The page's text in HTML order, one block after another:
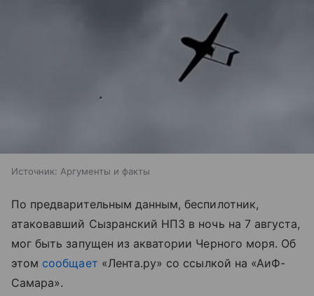
Источник: Аргументы и факты
По предварительным данным, беспилотник,
атаковавший Сызранский НПЗ в ночь на 7 августа,
мог быть запущен из акватории Черного моря. Об
этом сообщает «Лента.ру» со ссылкой на «АиФ-
Самара».